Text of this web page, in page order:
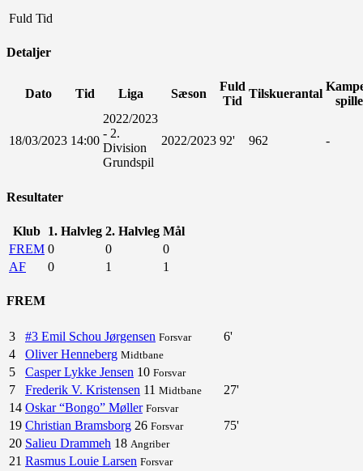
Fuld Tid
Detaljer
Dato Tid Liga Sæson
Fuld
Tid
Tilskuerantal
18/03/2023 14:00
2022/2023
- 2.
Division
Grundspil
2022/2023 92' 962 -
Resultater
Klub 1. Halvleg 2. Halvleg Mål
FREM 0 0
0
AF
0 1 1
FREM
3 #3 Emil Schou Jørgensen Forsvar
6'
4
Oliver Henneberg Midtbane
5 Casper Lykke Jensen 10 Forsvar
7 Frederik V. Kristensen 11 Midtbane
27'
14 Oskar “Bongo” Møller Forsvar
19 Christian Bramsborg 26 Forsvar
75'
20 Salieu Drammeh 18 Angriber
21 Rasmus Louie Larsen Forsvar